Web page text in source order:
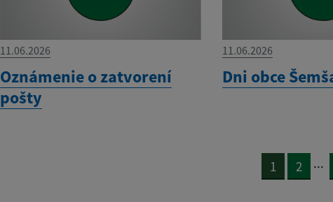
11.06.2026
Oznámenie o zatvorení
pošty
11.06.2026
Dni obce
1 2 ...